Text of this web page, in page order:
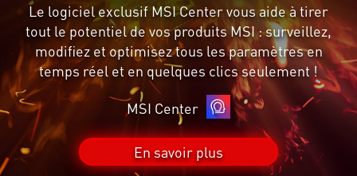
Le logiciel exclusif MSI Center vous aide à tirer
tout le potentiel de vos produits MSI : surveillez,
modifiez et optimisez tous les paramètres en
temps réel et en quelques clics seulement !
MSI Center
En savoir plus